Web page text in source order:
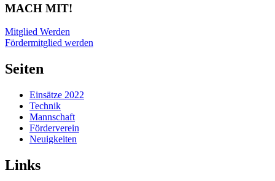
MACH MIT!
Mitglied Werden
Fördermitglied werden
Seiten
Einsätze 2022
Technik
Mannschaft
Förderverein
Neuigkeiten
Links